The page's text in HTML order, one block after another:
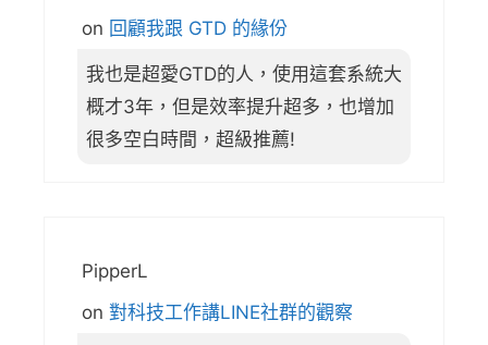
on 回顧我跟 GTD 的緣份
我也是超愛GTD的人，使用這套系統大
概才3年，但是效率提升超多，也增加
很多空白時間，超級推薦!
PipperL
on 對科技工作講LINE社群的觀察